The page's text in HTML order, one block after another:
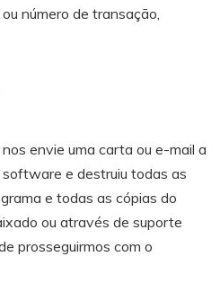
número de transação,
envie uma carta ou e-mail a
e destruiu todas as
e todas as cópias do
ou através de suporte
prosseguirmos com o